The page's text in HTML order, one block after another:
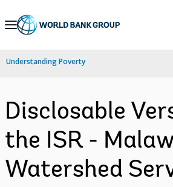
Skip
Navigation
Understanding Poverty
Disclosable
the ISR -
Watershed